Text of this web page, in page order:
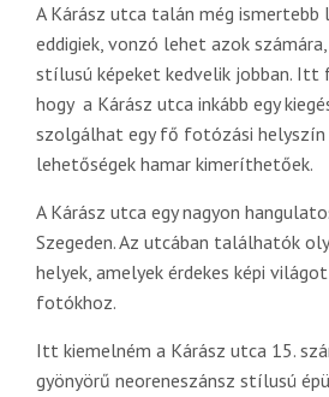
A Kárász utca talán még
eddigiek, vonzó lehet azok
stílusú képeket kedvelik jobban. Itt
hogy a Kárász utca inkább egy
szolgálhat egy fő fotózási
lehetőségek hamar kimeríthetőek.
A Kárász utca egy nagyon
Szegeden. Az utcában találhatók
helyek, amelyek érdekes képi
fotókhoz.
Itt kiemelném a Kárász utca 15.
gyönyörű neoreneszánsz stílusú